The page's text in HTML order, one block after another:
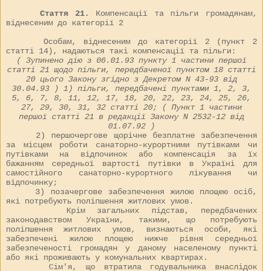
Стаття 21.
Компенсації та пільги громадянам,
віднесеним до категорії 2
Особам, віднесеним до категорії 2 (пункт 2
статті 14), надаються такі компенсації та пільги:
( Зупинено дію з 06.01.93 пункту 1 частини першої
статті 21 щодо пільги, передбаченої пунктом 18 статті
20 цього Закону згідно з Декретом N 43-93 від
30.04.93 ) 1) пільги, передбачені пунктами 1, 2, 3,
5, 6, 7, 8, 11, 12, 17, 18, 20, 22, 23, 24, 25, 26,
27, 29, 30, 31, 32 статті 20; ( Пункт 1 частини
першої статті 21 в редакції Закону N 2532-12 від
01.07.92 )
2) першочергове щорічне безплатне забезпечення
за місцем роботи санаторно-курортними путівками чи
путівками на відпочинок або компенсація за їх
бажанням середньої вартості путівки в Україні для
самостійного санаторно-курортного лікування чи
відпочинку;
3) позачергове забезпечення жилою площею осіб,
які потребують поліпшення житлових умов.
Крім загальних підстав, передбачених
законодавством України, такими, що потребують
поліпшення житлових умов, визнаються особи, які
забезпечені жилою площею нижче рівня середньої
забезпеченості громадян у даному населеному пункті
або які проживають у комунальних квартирах.
Сім'я, що втратила годувальника внаслідок